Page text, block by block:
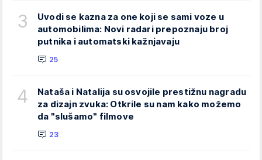
3
Uvodi se kazna za one koji se sami voze u
automobilima: Novi radari prepoznaju broj
putnika i automatski kažnjavaju
25
4
Nataša i Natalija su osvojile prestižnu nagradu
za dizajn zvuka: Otkrile su nam kako možemo
da "slušamo" filmove
23